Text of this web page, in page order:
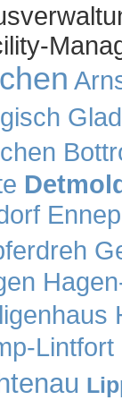
Lintfort